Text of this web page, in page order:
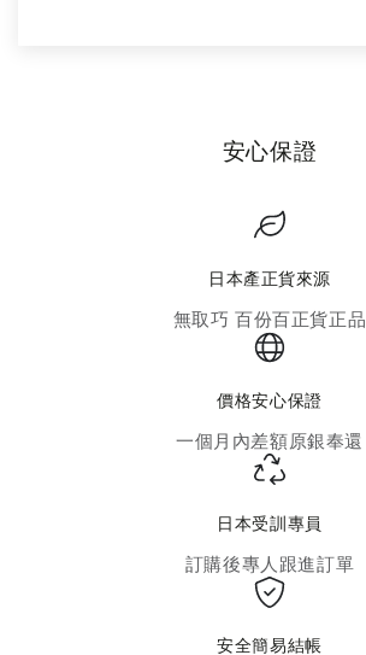
安心保證
日本產正貨來源
無取巧 百份百正貨正品
價格安心保證
一個月內差額原銀奉還
日本受訓專員
訂購後專人跟進訂單
安全簡易結帳